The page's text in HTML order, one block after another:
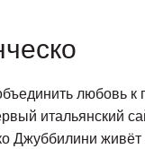
любовь
итальянский
Джуббилини